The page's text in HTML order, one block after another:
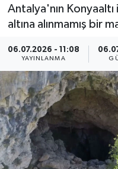
Antalya'nın
altına alınmamış bir
06.07.2026 - 11:08
YAYINLANMA
KÜLTÜR - SANAT
SPOR
SİYASET
SAĞLIK
DÜNYA
Tüm Manşetler
Son Dakika
Haber Arşivi